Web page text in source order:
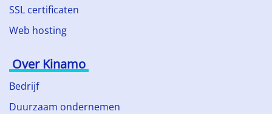
SSL certificaten
Web hosting
Over Kinamo
Bedrijf
Duurzaam ondernemen